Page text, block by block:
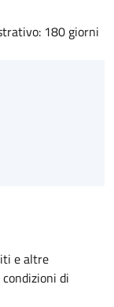
180 giorni
e altre
di